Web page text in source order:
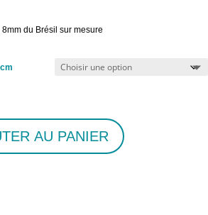
du Brésil sur mesure
AU PANIER